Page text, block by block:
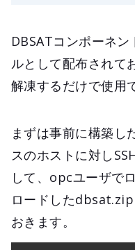
DBSATコンポーネ
ルとして配布されて
解凍するだけで使用
まずは事前に構築し
スのホストに対し
して、opcユーザで
ロードした
おきます。